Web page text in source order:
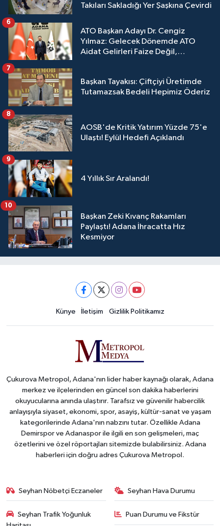
Takıları Sakladığı Yer Şaşkına Çevirdi
ATO Başkan Adayı Dr. Cengiz
Yılmaz: Gelecek Dönemde ATO
Aidat Gelirleri Faize Değil,
6
Başkan Tayakısı: Çiftçiyi Üretimde
Tutamazsak Bedeli Hepimiz Öderiz
7
AOSB'de Kritik Yatırım Yüzde 75'e
Ulaştı! Eylül Hedefi Açıklandı
8
4 Yıllık Sır Aralandı!
9
Başkan Zeki Kıvanç Rakamları
Paylaştı! Adana İhracatta Hız
Kesmiyor
10
Künye İletişim Gizlilik Politikamız
Çukurova Metropol, Adana'nın lider haber kaynağı olarak, Adana
merkez ve ilçelerinden en güncel son dakika haberlerini
okuyucularına anında ulaştırır. Tarafsız ve güvenilir habercilik
anlayışıyla siyaset, ekonomi, spor, asayiş, kültür-sanat ve yaşam
kategorilerinde Adana'nın nabzını tutar. Özellikle Adana
Demirspor ve Adanaspor ile ilgili en son gelişmeleri, maç
özetlerini ve özel röportajları sitemizde bulabilirsiniz. Adana
haberleri için doğru adres Çukurova Metropol.
Seyhan Nöbetçi Eczaneler Seyhan Hava Durumu
Seyhan Trafik Yoğunluk
Puan Durumu ve Fikstür